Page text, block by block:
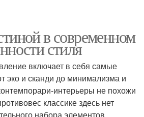
в современном
стиля
включает в себя самые
эко и сканди до минимализма и
интерьеры не похожи
классике здесь нет
набора элементов.